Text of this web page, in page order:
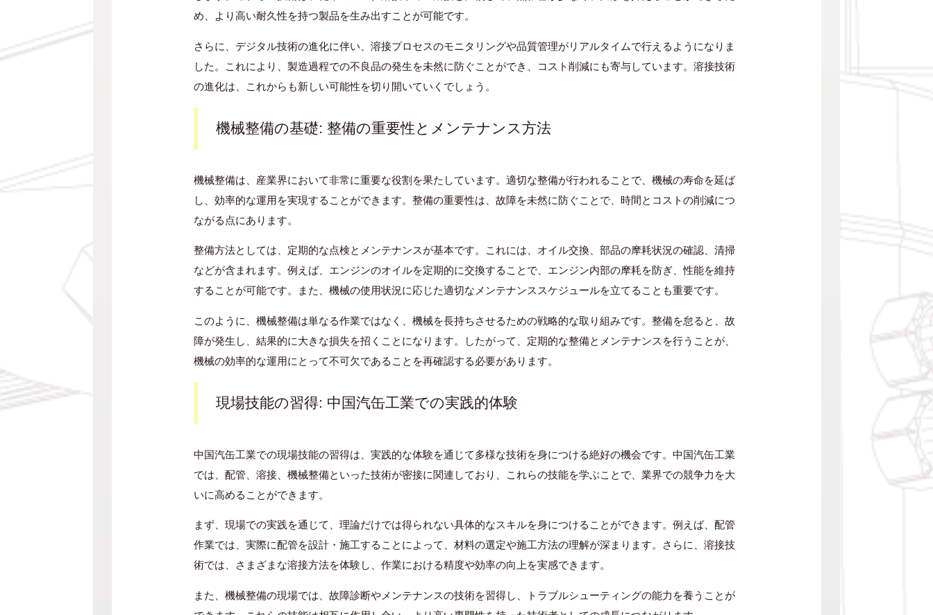
め、より高い耐久性を持つ製品を生み出すことが可能です。
さらに、デジタル技術の進化に伴い、溶接プロセスのモニタリングや品質管理がリアルタイムで行えるようになりま
した。これにより、製造過程での不良品の発生を未然に防ぐことができ、コスト削減にも寄与しています。溶接技術
の進化は、これからも新しい可能性を切り開いていくでしょう。
機械整備の基礎: 整備の重要性とメンテナンス方法
機械整備は、産業界において非常に重要な役割を果たしています。適切な整備が行われることで、機械の寿命を延ば
し、効率的な運用を実現することができます。整備の重要性は、故障を未然に防ぐことで、時間とコストの削減につ
ながる点にあります。
整備方法としては、定期的な点検とメンテナンスが基本です。これには、オイル交換、部品の摩耗状況の確認、清掃
などが含まれます。例えば、エンジンのオイルを定期的に交換することで、エンジン内部の摩耗を防ぎ、性能を維持
することが可能です。また、機械の使用状況に応じた適切なメンテナンススケジュールを立てることも重要です。
このように、機械整備は単なる作業ではなく、機械を長持ちさせるための戦略的な取り組みです。整備を怠ると、故
障が発生し、結果的に大きな損失を招くことになります。したがって、定期的な整備とメンテナンスを行うことが、
機械の効率的な運用にとって不可欠であることを再確認する必要があります。
現場技能の習得: 中国汽缶工業での実践的体験
中国汽缶工業での現場技能の習得は、実践的な体験を通じて多様な技術を身につける絶好の機会です。中国汽缶工業
では、配管、溶接、機械整備といった技術が密接に関連しており、これらの技能を学ぶことで、業界での競争力を大
いに高めることができます。
まず、現場での実践を通じて、理論だけでは得られない具体的なスキルを身につけることができます。例えば、配管
作業では、実際に配管を設計・施工することによって、材料の選定や施工方法の理解が深まります。さらに、溶接技
術では、さまざまな溶接方法を体験し、作業における精度や効率の向上を実感できます。
また、機械整備の現場では、故障診断やメンテナンスの技術を習得し、トラブルシューティングの能力を養うことが